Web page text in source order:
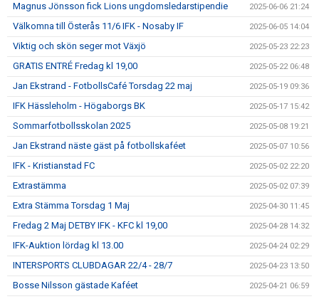
Magnus Jönsson fick Lions ungdomsledarstipendie 2025-06-06 21:24
Välkomna till Österås 11/6 IFK - Nosaby IF 2025-06-05 14:04
Viktig och skön seger mot Växjö 2025-05-23 22:23
GRATIS ENTRÉ Fredag kl 19,00 2025-05-22 06:48
Jan Ekstrand - FotbollsCafé Torsdag 22 maj 2025-05-19 09:36
IFK Hässleholm - Högaborgs BK 2025-05-17 15:42
Sommarfotbollsskolan 2025 2025-05-08 19:21
Jan Ekstrand näste gäst på fotbollskaféet 2025-05-07 10:56
IFK - Kristianstad FC 2025-05-02 22:20
Extrastämma 2025-05-02 07:39
Extra Stämma Torsdag 1 Maj 2025-04-30 11:45
Fredag 2 Maj DETBY IFK - KFC kl 19,00 2025-04-28 14:32
IFK-Auktion lördag kl 13.00 2025-04-24 02:29
INTERSPORTS CLUBDAGAR 22/4 - 28/7 2025-04-23 13:50
Bosse Nilsson gästade Kaféet 2025-04-21 06:59